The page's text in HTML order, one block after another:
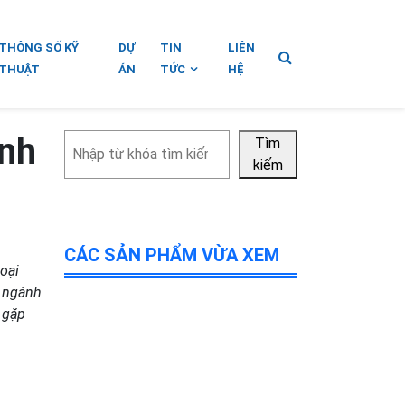
SỐ KỸ
DỰ
ÁN
TIN
TỨC
LIÊN
HỆ
kiếm
Tìm
kiếm
CÁC SẢN PHẨM VỪA XEM